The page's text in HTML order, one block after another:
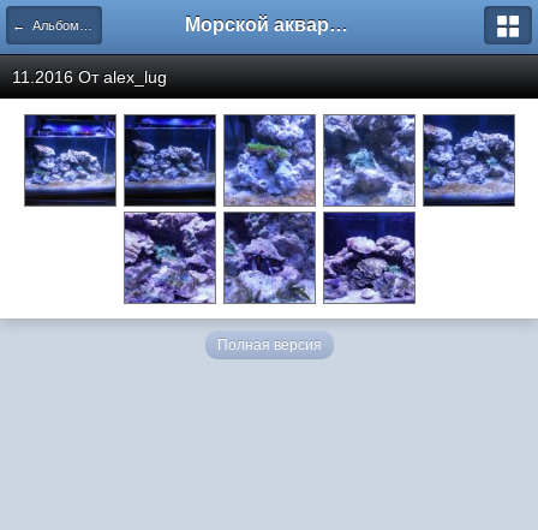
← Альбомы пользователей Морской аквариум. Форумы ReefCentral.ru
11.2016 Отalex_lug
Полная версия